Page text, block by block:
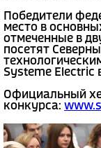
Победители
место в
отмеченные в
посетят
Systeme Electric
Официальный
конкурса: